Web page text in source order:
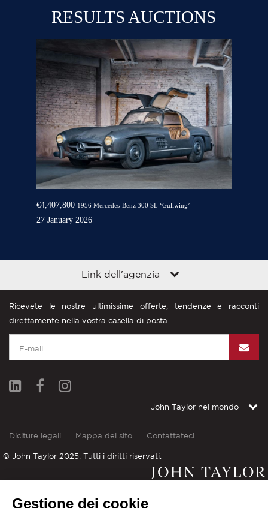
RESULTS AUCTIONS
€4,407,800 1956 Mercedes-Benz 300 SL ‘Gullwing’
27 January 2026
Link dell'agenzia
Ricevete le nostre ultimissime offerte, tendenze e racconti
direttamente nella vostra casella di posta
John Taylor nel mondo
Diciture legali Mappa del sito Contattateci
© John Taylor 2025. Tutti i diritti riservati.
Gestione dei cookie